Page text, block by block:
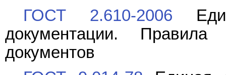
ГОСТ 2.610-2006
документации. Правила
документов